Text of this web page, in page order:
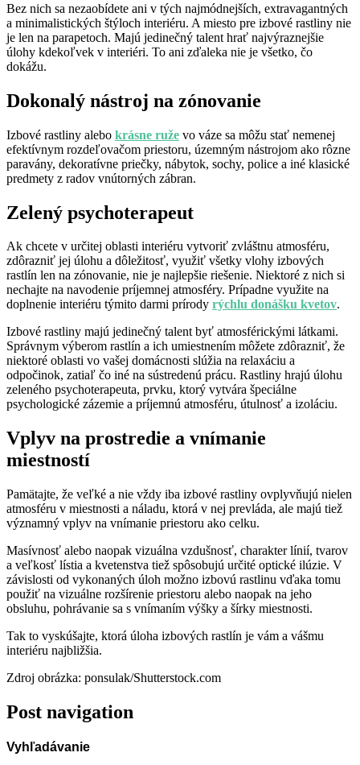
Bez nich sa nezaobídete ani v tých najmódnejších, extravagantných
a minimalistických štýloch interiéru. A miesto pre izbové rastliny nie
je len na parapetoch. Majú jedinečný talent hrať najvýraznejšie
úlohy kdekoľvek v interiéri. To ani zďaleka nie je všetko, čo
dokážu.
Dokonalý nástroj na zónovanie
Izbové rastliny alebo krásne ruže vo váze sa môžu stať nemenej
efektívnym rozdeľovačom priestoru, územným nástrojom ako rôzne
paravány, dekoratívne priečky, nábytok, sochy, police a iné klasické
predmety z radov vnútorných zábran.
Zelený psychoterapeut
Ak chcete v určitej oblasti interiéru vytvoriť zvláštnu atmosféru,
zdôrazniť jej úlohu a dôležitosť, využiť všetky vlohy izbových
rastlín len na zónovanie, nie je najlepšie riešenie. Niektoré z nich si
nechajte na navodenie príjemnej atmosféry. Prípadne využite na
doplnenie interiéru týmito darmi prírody rýchlu donášku kvetov.
Izbové rastliny majú jedinečný talent byť atmosférickými látkami.
Správnym výberom rastlín a ich umiestnením môžete zdôrazniť, že
niektoré oblasti vo vašej domácnosti slúžia na relaxáciu a
odpočinok, zatiaľ čo iné na sústredenú prácu. Rastliny hrajú úlohu
zeleného psychoterapeuta, prvku, ktorý vytvára špeciálne
psychologické zázemie a príjemnú atmosféru, útulnosť a izoláciu.
Vplyv na prostredie a vnímanie
miestností
Pamätajte, že veľké a nie vždy iba izbové rastliny ovplyvňujú nielen
atmosféru v miestnosti a náladu, ktorá v nej prevláda, ale majú tiež
významný vplyv na vnímanie priestoru ako celku.
Masívnosť alebo naopak vizuálna vzdušnosť, charakter línií, tvarov
a veľkosť lístia a kvetenstva tiež spôsobujú určité optické ilúzie. V
závislosti od vykonaných úloh možno izbovú rastlinu vďaka tomu
použiť na vizuálne rozšírenie priestoru alebo naopak na jeho
obsluhu, pohrávanie sa s vnímaním výšky a šírky miestnosti.
Tak to vyskúšajte, ktorá úloha izbových rastlín je vám a vášmu
interiéru najbližšia.
Zdroj obrázka: ponsulak/Shutterstock.com
Post navigation
Vyhľadávanie